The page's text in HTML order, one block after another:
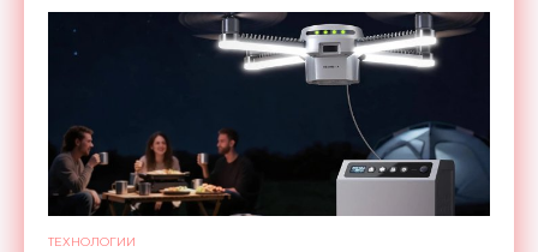
ТЕХНОЛОГИИ